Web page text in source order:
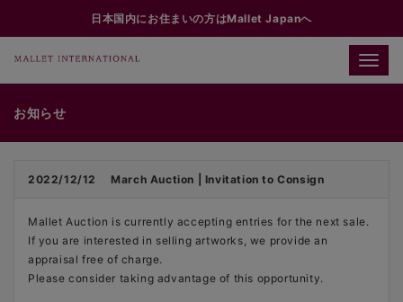
日本国内にお住まいの方はMallet Japanへ
Toggle
お知らせ
2022/12/12 March Auction | Invitation to Consign
Mallet Auction is currently accepting entries for the next sale.
If you are interested in selling artworks, we provide an
appraisal free of charge.
Please consider taking advantage of this opportunity.